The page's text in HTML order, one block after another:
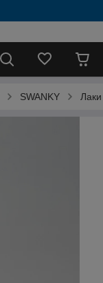
SWANKY